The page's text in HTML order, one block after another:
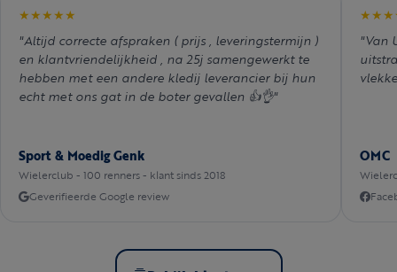
★★★★★
"Altijd correcte afspraken ( prijs , leveringstermijn )
en klantvriendelijkheid , na 25j samengewerkt te
hebben met een andere kledij leverancier bij hun
echt met ons gat in de boter gevallen 👍👌"
Sport & Moedig Genk
Wielerclub - 100 renners - klant sinds 2018
Geverifieerde Google review
"Van
OMC